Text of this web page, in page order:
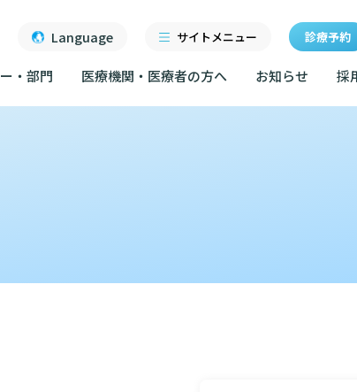
Language サイトメニュー 診療予約
・部門 医療機関・医療者の方へ お知らせ 採
東部病院の就労支援サ
院内施設のご案内